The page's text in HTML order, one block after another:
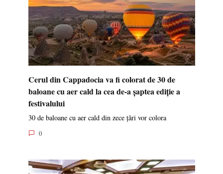
Cerul din Cappadocia va fi colorat de 30 de
baloane cu aer cald la cea de-a șaptea ediție a
festivalului
30 de baloane cu aer cald din zece țări vor colora
0